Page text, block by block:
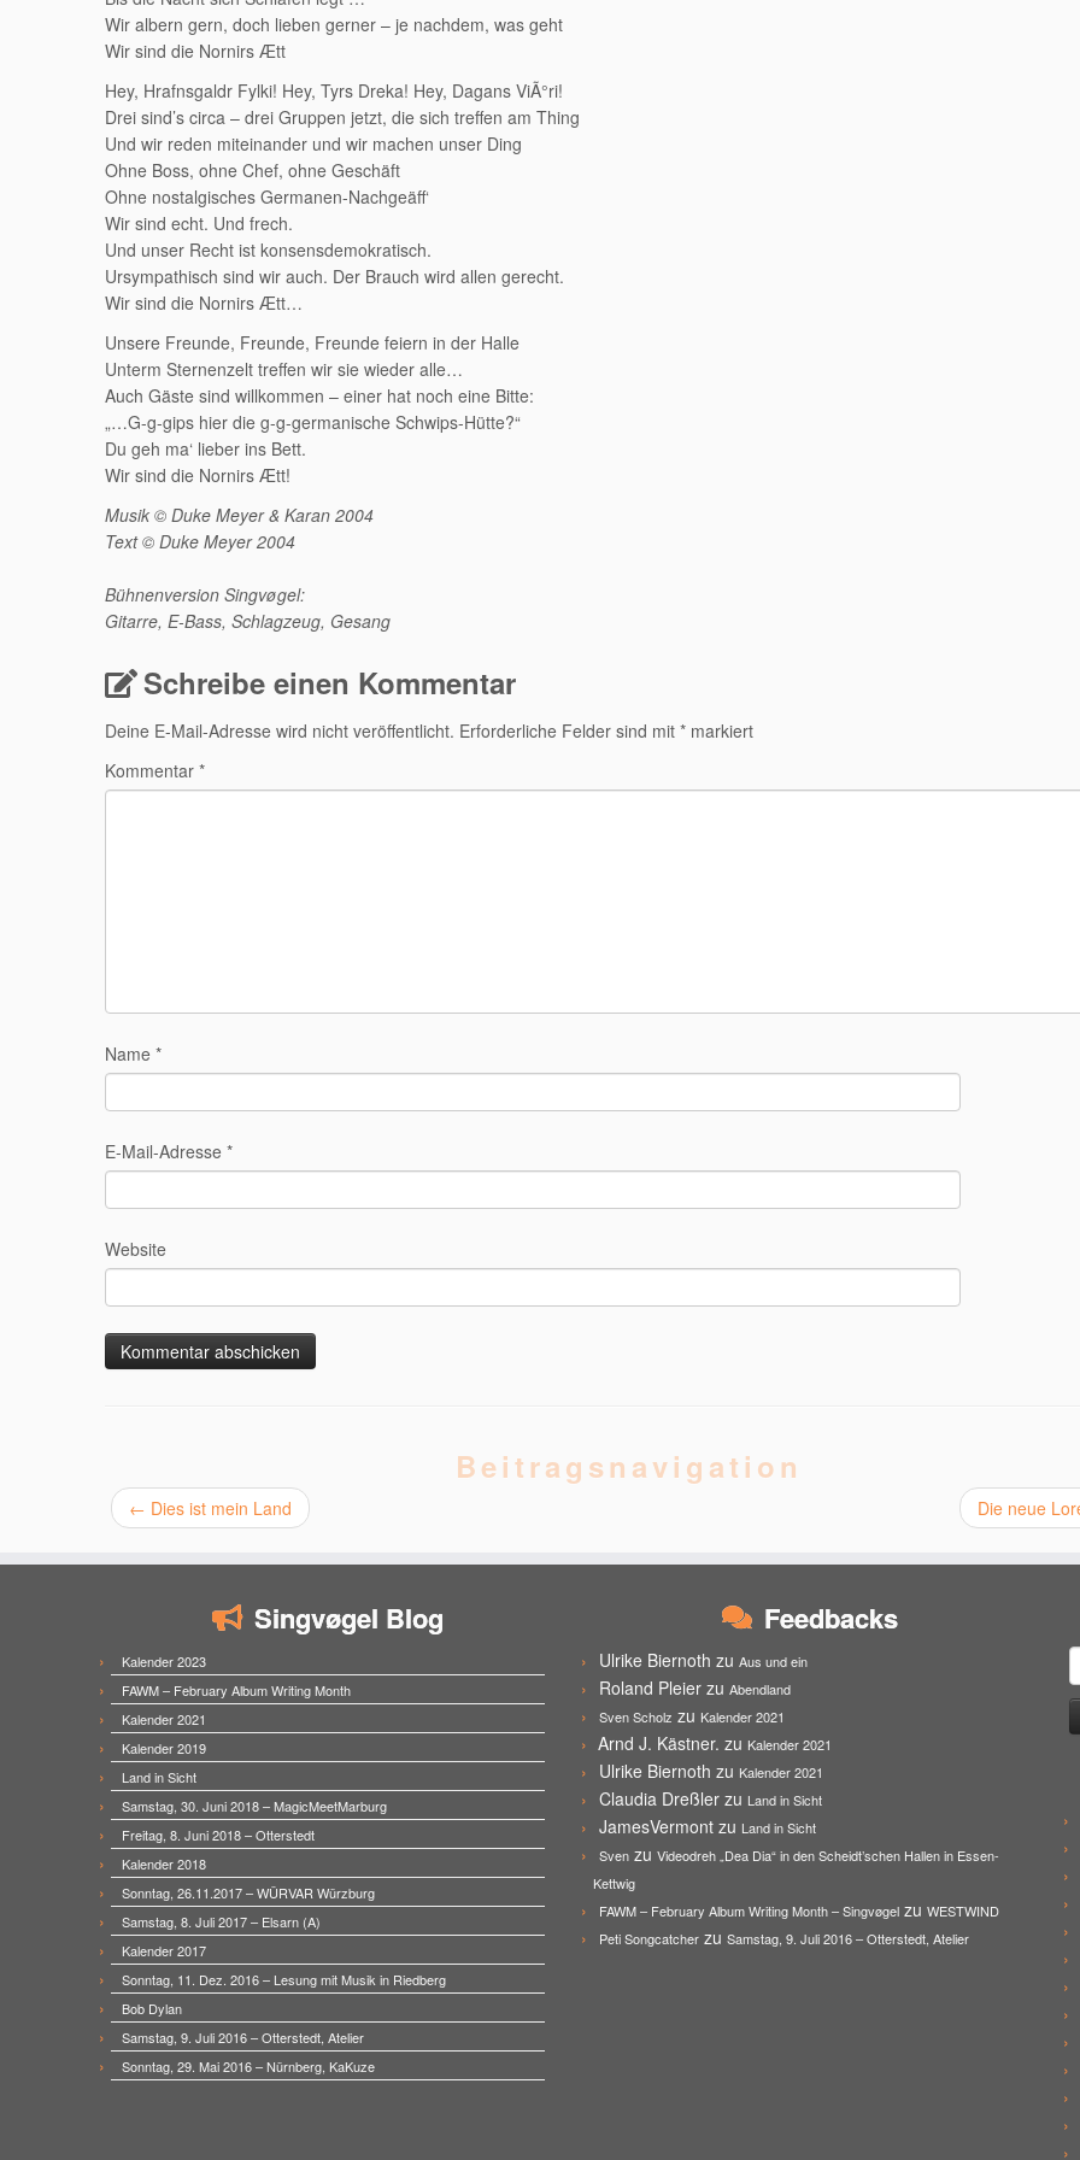
Wir albern gern, doch lieben gerner – je nachdem, was geht
Wir sind die Nornirs Ætt
Hey, Hrafnsgaldr Fylki! Hey, Tyrs Dreka! Hey, Dagans ViÃ°ri!
Drei sind’s circa – drei Gruppen jetzt, die sich treffen am Thing
Und wir reden miteinander und wir machen unser Ding
Ohne Boss, ohne Chef, ohne Geschäft
Ohne nostalgisches Germanen-Nachgeäff‘
Wir sind echt. Und frech.
Und unser Recht ist konsensdemokratisch.
Ursympathisch sind wir auch. Der Brauch wird allen gerecht.
Wir sind die Nornirs Ætt…
Unsere Freunde, Freunde, Freunde feiern in der Halle
Unterm Sternenzelt treffen wir sie wieder alle…
Auch Gäste sind willkommen – einer hat noch eine Bitte:
„…G-g-gips hier die g-g-germanische Schwips-Hütte?“
Du geh ma‘ lieber ins Bett.
Wir sind die Nornirs Ætt!
Musik © Duke Meyer & Karan 2004
Text © Duke Meyer 2004
Bühnenversion Singvøgel:
Gitarre, E-Bass, Schlagzeug, Gesang
Schreibe einen Kommentar
Deine E-Mail-Adresse wird nicht veröffentlicht. Erforderliche Felder sind mit * markiert
Kommentar *
Name *
E-Mail-Adresse *
Website
Beitragsnavigation
← Dies ist mein Land Die neue
Singvøgel Blog
Kalender 2023
FAWM – February Album Writing Month
Kalender 2021
Kalender 2019
Land in Sicht
Samstag, 30. Juni 2018 – MagicMeetMarburg
Freitag, 8. Juni 2018 – Otterstedt
Kalender 2018
Sonntag, 26.11.2017 – WÜRVAR Würzburg
Samstag, 8. Juli 2017 – Elsarn (A)
Kalender 2017
Sonntag, 11. Dez. 2016 – Lesung mit Musik in Riedberg
Bob Dylan
Samstag, 9. Juli 2016 – Otterstedt, Atelier
Sonntag, 29. Mai 2016 – Nürnberg, KaKuze
Feedbacks
Ulrike Biernoth zu Aus und ein
Roland Pleier zu Abendland
Sven Scholz zu Kalender 2021
Arnd J. Kästner. zu Kalender 2021
Ulrike Biernoth zu Kalender 2021
Claudia Dreßler zu Land in Sicht
JamesVermont zu Land in Sicht
Sven zu Videodreh „Dea Dia“ in den Scheidt’schen Hallen in Essen-
Kettwig
FAWM – February Album Writing Month – Singvøgel zu WESTWIND
Peti Songcatcher zu Samstag, 9. Juli 2016 – Otterstedt, Atelier